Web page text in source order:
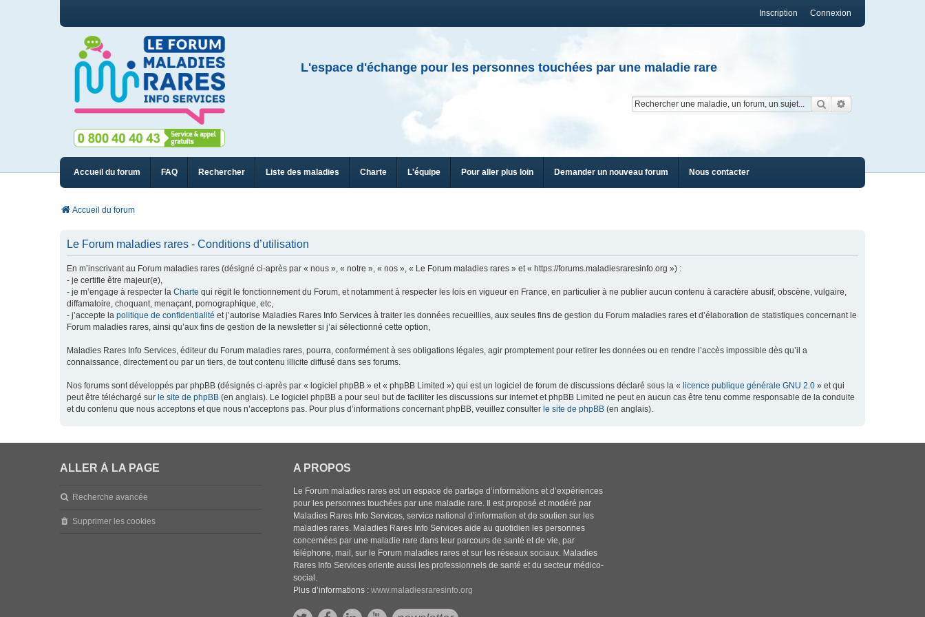
Connexion
Inscription
L'espace d'échange pour les personnes touchées par une maladie rare
Rechercher
Accueil du forum FAQ Rechercher Liste des maladies Charte L'équipe Pour aller plus loin Demander un nouveau forum Nous contacter
Accueil du forum
Le Forum maladies rares - Conditions d’utilisation
En m’inscrivant au Forum maladies rares (désigné ci-après par « nous », « notre », « nos », « Le Forum maladies rares » et « https://forums.maladiesraresinfo.org ») :
- je certifie être majeur(e),
- je m’engage à respecter la Charte qui régit le fonctionnement du Forum, et notamment à respecter les lois en vigueur en France, en particulier à ne publier aucun contenu à caractère abusif, obscène, vulgaire,
diffamatoire, choquant, menaçant, pornographique, etc,
- j’accepte la politique de confidentialité et j’autorise Maladies Rares Info Services à traiter les données recueillies, aux seules fins de gestion du Forum maladies rares et d’élaboration de statistiques concernant le
Forum maladies rares, ainsi qu’aux fins de gestion de la newsletter si j’ai sélectionné cette option,
Maladies Rares Info Services, éditeur du Forum maladies rares, pourra, conformément à ses obligations légales, agir promptement pour retirer les données ou en rendre l’accès impossible dès qu’il a
connaissance, directement ou par un tiers, de tout contenu illicite diffusé dans ses forums.
Nos forums sont développés par phpBB (désignés ci-après par « logiciel phpBB » et « phpBB Limited ») qui est un logiciel de forum de discussions déclaré sous la « licence publique générale GNU 2.0 » et qui
peut être téléchargé sur le site de phpBB (en anglais). Le logiciel phpBB a pour seul but de faciliter les discussions sur internet et phpBB Limited ne peut en aucun cas être tenu comme responsable de la conduite
et du contenu que nous acceptons et que nous n’acceptons pas. Pour plus d’informations concernant phpBB, veuillez consulter le site de phpBB (en anglais).
ALLER À LA PAGE
Recherche avancée
Supprimer les cookies
A PROPOS
Le Forum maladies rares est un espace de partage d’informations et d’expériences
pour les personnes touchées par une maladie rare. Il est proposé et modéré par
Maladies Rares Info Services, service national d’information et de soutien sur les
maladies rares. Maladies Rares Info Services aide au quotidien les personnes
concernées par une maladie rare dans leur parcours de santé et de vie, par
téléphone, mail, sur le Forum maladies rares et sur les réseaux sociaux. Maladies
Rares Info Services oriente aussi les professionnels de santé et du secteur médico-
social.
Plus d’informations :www.maladiesraresinfo.org